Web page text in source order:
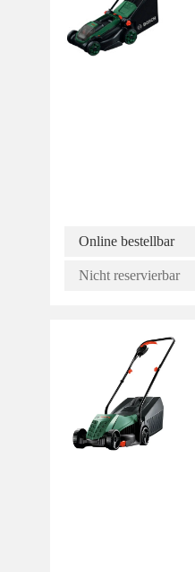
Online bestellbar
Nicht reservierbar